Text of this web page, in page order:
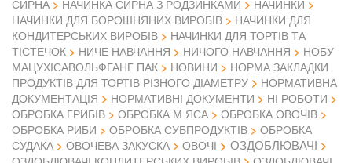
СИРНА
НАЧИНКА СИРНА З РОДЗИНКАМИ
НАЧИНКИ
НАЧИНКИ ДЛЯ БОРОШНЯНИХ ВИРОБІВ
НАЧИНКИ ДЛЯ
КОНДИТЕРСЬКИХ ВИРОБІВ
НАЧИНКИ ДЛЯ ТОРТІВ ТА
ТІСТЕЧОК
НИЧЕ НАВЧАННЯ НИЧОГО НАВЧАННЯ
НОБУ
МАЦУХІСАВОЛЬФГАНГ ПАК
НОВИНИ
НОРМА ЗАКЛАДКИ
ПРОДУКТІВ ДЛЯ ТОРТІВ РІЗНОГО ДІАМЕТРУ
НОРМАТИВНА
ДОКУМЕНТАЦІЯ
НОРМАТИВНІ ДОКУМЕНТИ
НІ РОБОТИ
ОБРОБКА ГРИБІВ
ОБРОБКА М ЯСА
ОБРОБКА ОВОЧІВ
ОБРОБКА РИБИ
ОБРОБКА СУБПРОДУКТІВ
ОБРОБКА
СУДАКА
ОВОЧЕВА ЗАКУСКА ОВОЧІ ОЗДОБЛЮВАЧІ